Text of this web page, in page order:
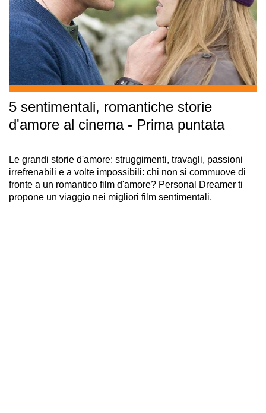
5 sentimentali, romantiche storie
d'amore al cinema - Prima puntata
Le grandi storie d'amore: struggimenti, travagli, passioni
irrefrenabili e a volte impossibili: chi non si commuove di
fronte a un romantico film d'amore? Personal Dreamer ti
propone un viaggio nei migliori film sentimentali.